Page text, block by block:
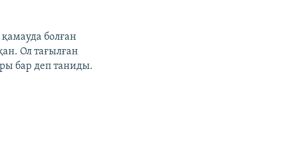
болған
Ол тағылған
бар деп таниды.